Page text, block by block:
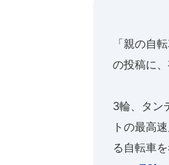
「親の自
の投稿に
3輪、タン
トの最高
る自転車